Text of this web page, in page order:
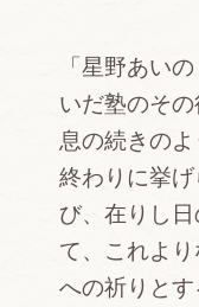
「星野あい
いだ塾のそ
息の続きの
終わりに挙
び、在りし
て、これよ
への祈りとす